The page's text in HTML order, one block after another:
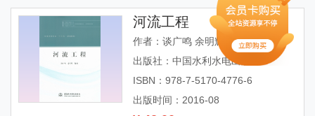
河流工程
作者：谈广鸣 余明辉
出版社：中国水利水电出版社
ISBN：978-7-5170-4776-6
出版时间：2016-08